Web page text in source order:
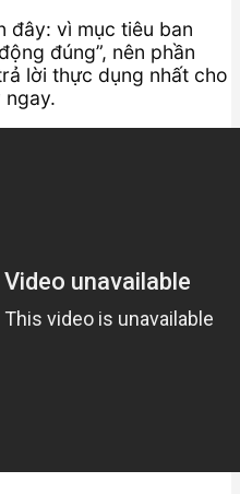
đây: vì mục tiêu ban
đúng”, nên phần
lời thực dụng nhất cho